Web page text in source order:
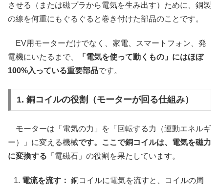
させる（または磁プラから電気を生み出す）ために、銅製
の線を何重にもぐるぐると巻き付けた部品のことです。
EV用モーターだけでなく、家電、スマートフォン、発
電機にいたるまで、
「電気を使って動くもの」にはほぼ
100%入っている重要部品です。
1. 銅コイルの役割（モーターが回る仕組み）
モーターは「電気の力」を「回転する力（運動エネルギ
ー）」に変える機械です。ここで銅コイルは、電気を磁力
に変換する 「電磁石」の役割を果たしています。
電流を流す： 銅コイルに電気を流すと、コイルの周